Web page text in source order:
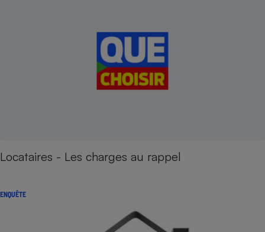
Locataires - Les charges au rappel
ENQUÊTE